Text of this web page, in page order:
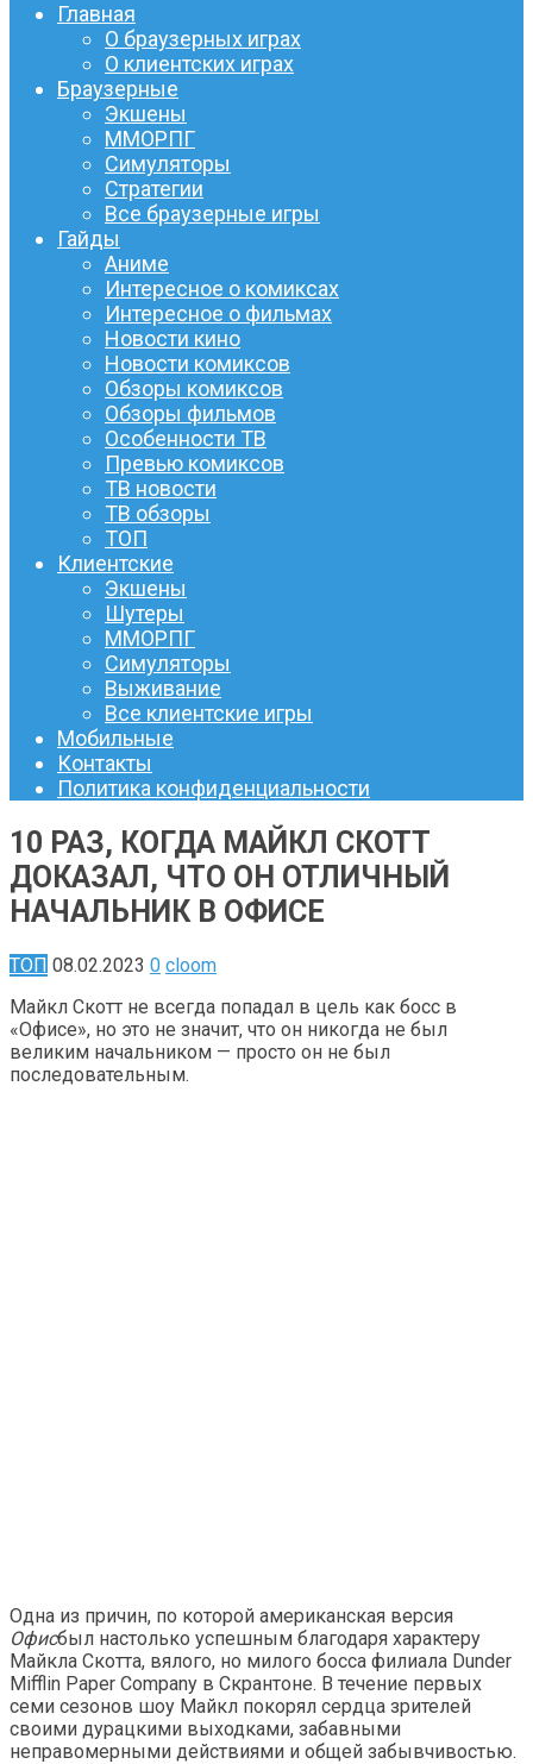
Главная
О браузерных играх
О клиентских играх
Браузерные
Экшены
ММОРПГ
Симуляторы
Стратегии
Все браузерные игры
Гайды
Аниме
Интересное о комиксах
Интересное о фильмах
Новости кино
Новости комиксов
Обзоры комиксов
Обзоры фильмов
Особенности ТВ
Превью комиксов
ТВ новости
ТВ обзоры
ТОП
Клиентские
Экшены
Шутеры
ММОРПГ
Симуляторы
Выживание
Все клиентские игры
Мобильные
Контакты
Политика конфиденциальности
10 РАЗ, КОГДА МАЙКЛ СКОТТ
ДОКАЗАЛ, ЧТО ОН ОТЛИЧНЫЙ
НАЧАЛЬНИК В ОФИСЕ
ТОП 08.02.2023 0 cloom
Майкл Скотт не всегда попадал в цель как босс в
«Офисе», но это не значит, что он никогда не был
великим начальником — просто он не был
последовательным.
Одна из причин, по которой американская версия
Офисбыл настолько успешным благодаря характеру
Майкла Скотта, вялого, но милого босса филиала Dunder
Mifflin Paper Company в Скрантоне. В течение первых
семи сезонов шоу Майкл покорял сердца зрителей
своими дурацкими выходками, забавными
неправомерными действиями и общей забывчивостью.